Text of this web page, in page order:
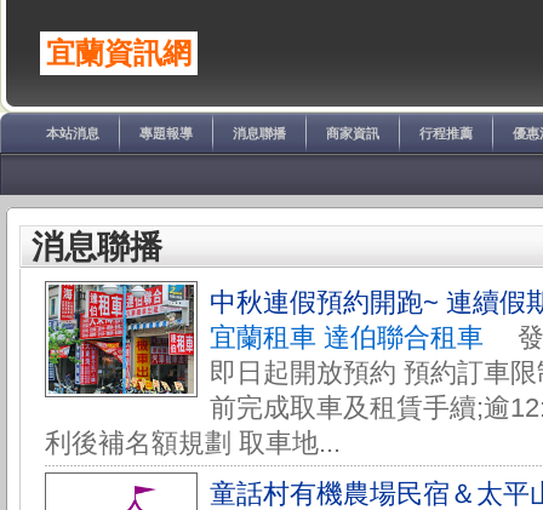
宜蘭資訊網
本站消息 專題報導 消息聯播 商家資訊 行程推薦 優惠
消息聯播
中秋連假預約開跑~ 連續假
宜蘭租車 達伯聯合租車 發
即日起開放預約 預約訂車
前完成取車及租賃手續;逾
利後補名額規劃 取車地...
童話村有機農場民宿＆太平